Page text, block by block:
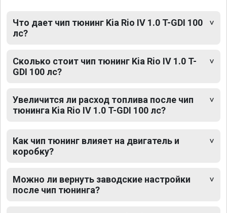
Что дает чип тюнинг Kia Rio IV 1.0 T-GDI 100
лс?
Сколько стоит чип тюнинг Kia Rio IV 1.0 T-
GDI 100 лс?
Увеличится ли расход топлива после чип
тюнинга Kia Rio IV 1.0 T-GDI 100 лс?
Как чип тюнинг влияет на двигатель и
коробку?
Можно ли вернуть заводские настройки
после чип тюнинга?